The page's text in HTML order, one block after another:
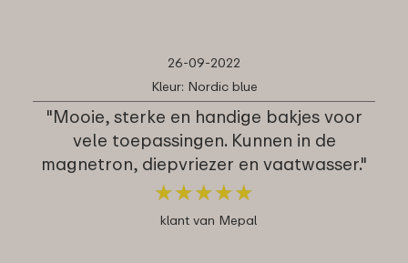
26-09-2022
Kleur: Nordic blue
"Mooie, sterke en handige bakjes voor
vele toepassingen. Kunnen in de
magnetron, diepvriezer en vaatwasser."
★★★★★
★★★★★
klant van Mepal